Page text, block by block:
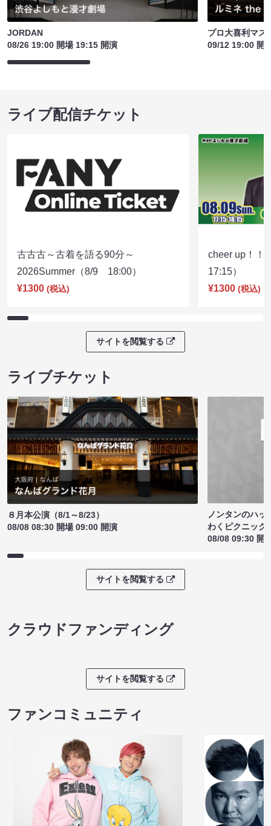
JORDAN
08/26 19:00 開場 19:15 開演
プロ大喜利マス
09/12 19:00 開
ライブ配信チケット
古古古～古着を語る90分～
2026Summer（8/9 18:00）
¥1300 (税込)
cheer up！
17:15）
¥1300 (税込)
サイトを閲覧する
ライブチケット
８月本公演（8/1～8/23）
08/08 08:30 開場 09:00 開演
ノンタンのハッ
わくピクニック
08/08 09:30 開
サイトを閲覧する
クラウドファンディング
サイトを閲覧する
ファンコミュニティ